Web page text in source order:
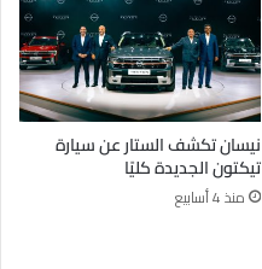
نيسان تكشف الستار عن سيارة
تيكتون الجديدة كليًا
منذ 4 أسابيع